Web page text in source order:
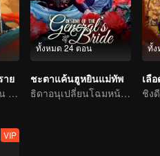
าย
ฮานีเค่อจือฟางอี้หลุน โชคชะตารักทรหด
ทั้งหมด 24 ตอน
ชะตาแค้นฮูหยินแม่ทัพ
ธิดาอนุเปลี่ยนโฉมหน้าแก้แค้จวนแม่ทัพชิงไหวชิงพริบ
ทั้ง
VIP